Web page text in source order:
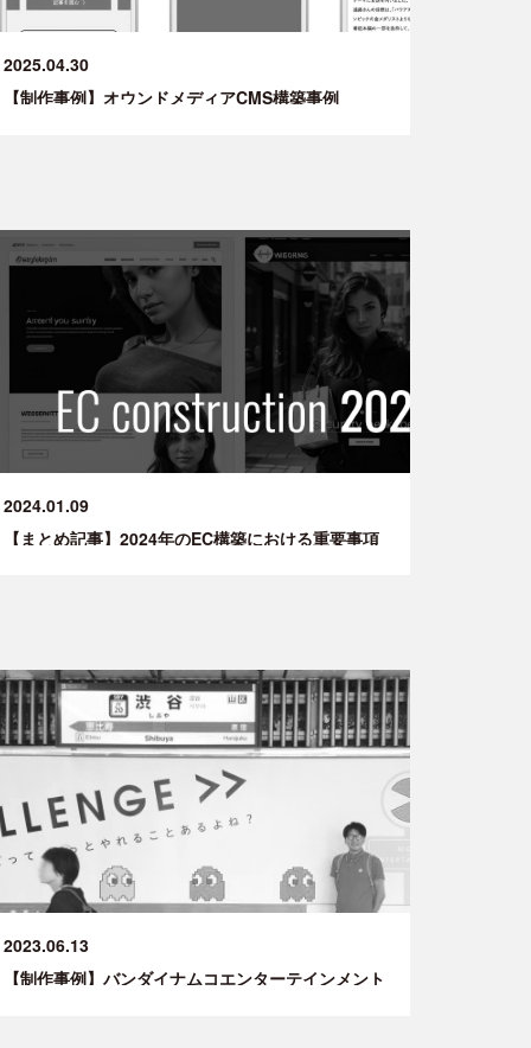
2025.04.30
【制作事例】オウンドメディアCMS構築事例
2024.01.09
【まとめ記事】2024年のEC構築における重要事項
2023.06.13
【制作事例】バンダイナムコエンターテインメント